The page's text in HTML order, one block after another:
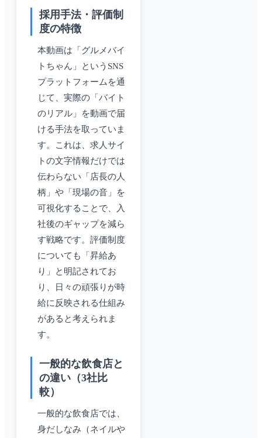
採用手法・評価制
度の特徴
本動画は「グルメバイ
トちゃん」というSNS
プラットフォームを通
じて、実際の「バイト
のリアル」を動画で届
ける手法を取っていま
す。これは、求人サイ
トの文字情報だけでは
伝わらない「店長の人
柄」や「現場の音」を
可視化することで、入
社後のギャップを減ら
す戦略です。評価制度
についても「昇給あ
り」と明記されてお
り、日々の頑張りが時
給に反映される仕組み
があると考えられま
す。
一般的な飲食店と
の違い（3社比
較）
一般的な飲食店では、
身だしなみ（ネイルや